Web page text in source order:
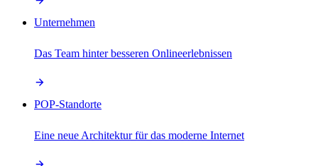
Unternehmen
Das Team hinter besseren Onlineerlebnissen
POP-Standorte
Eine neue Architektur für das moderne Internet